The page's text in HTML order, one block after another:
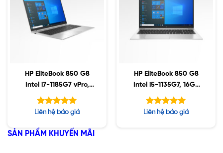
HP EliteBook 850 G8
Intel i7-1185G7 vPro,
32GB, 512GB SSD, 15.6″
Được xếp
5 sao
Liên hệ báo giá
HP EliteBook 850 G8
Intel i5-1135G7, 16GB
DDR4, 512GB SSD,
Được xếp
Liên hệ báo giá
SẢN PHẨM KHUYẾN MÃI